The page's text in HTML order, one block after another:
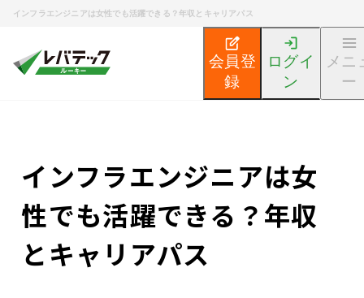
インフラエンジニアは女性でも活躍できる？年収とキャリアパス
会員登
録
ログイ
ン
メニ
ー
エンジニア就活ノウハウ記事
インフラエンジニアは女
性でも活躍できる？年収
とキャリアパス